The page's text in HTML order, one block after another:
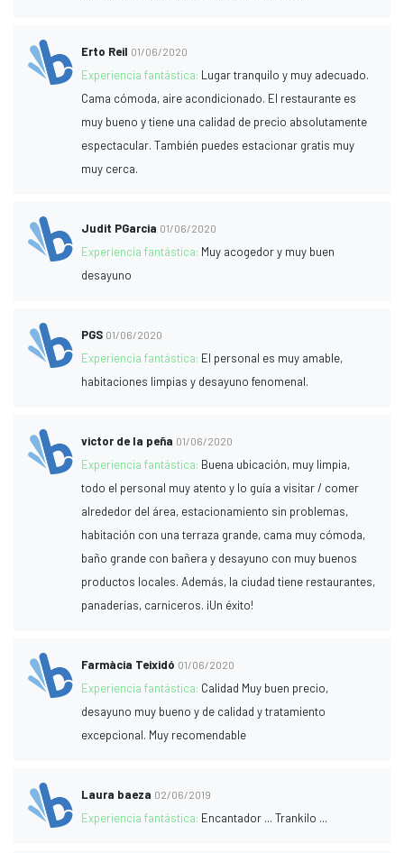
Erto Reil 01/06/2020
Experiencia fantástica: Lugar tranquilo y muy adecuado.
Cama cómoda, aire acondicionado. El restaurante es
muy bueno y tiene una calidad de precio absolutamente
espectacular. También puedes estacionar gratis muy
muy cerca.
Judit PGarcia 01/06/2020
Experiencia fantástica: Muy acogedor y muy buen
desayuno
PGS 01/06/2020
Experiencia fantástica: El personal es muy amable,
habitaciones limpias y desayuno fenomenal.
victor de la peña 01/06/2020
Experiencia fantástica: Buena ubicación, muy limpia,
todo el personal muy atento y lo guía a visitar / comer
alrededor del área, estacionamiento sin problemas,
habitación con una terraza grande, cama muy cómoda,
baño grande con bañera y desayuno con muy buenos
productos locales. Además, la ciudad tiene restaurantes,
panaderías, carniceros. ¡Un éxito!
Farmàcia Teixidó 01/06/2020
Experiencia fantástica: Calidad Muy buen precio,
desayuno muy bueno y de calidad y tratamiento
excepcional. Muy recomendable
Laura baeza 02/06/2019
Experiencia fantástica: Encantador ... Trankilo ...